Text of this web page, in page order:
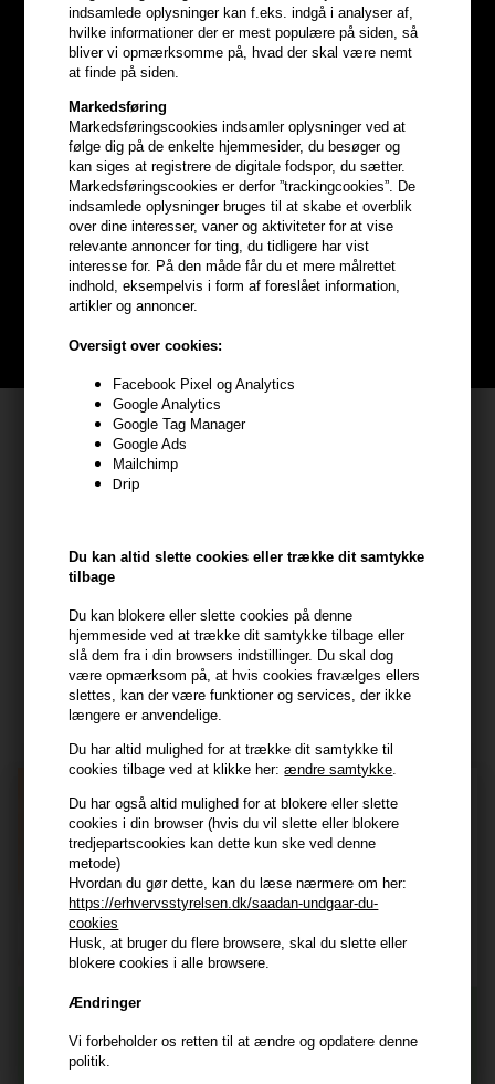
indsamlede oplysninger kan f.eks. indgå i analyser af,
hvilke informationer der er mest populære på siden, så
bliver vi opmærksomme på, hvad der skal være nemt
at finde på siden.
Markedsføring
Markedsføringscookies indsamler oplysninger ved at
følge dig på de enkelte hjemmesider, du besøger og
kan siges at registrere de digitale fodspor, du sætter.
Markedsføringscookies er derfor ”trackingcookies”. De
indsamlede oplysninger bruges til at skabe et overblik
over dine interesser, vaner og aktiviteter for at vise
relevante annoncer for ting, du tidligere har vist
interesse for. På den måde får du et mere målrettet
indhold, eksempelvis i form af foreslået information,
artikler og annoncer.
Oversigt over cookies:
Facebook Pixel og Analytics
Google Analytics
Google Tag Manager
Google Ads
Mailchimp
Drip
Du kan altid slette cookies eller trække dit samtykke
tilbage
Du kan blokere eller slette cookies på denne
hjemmeside ved at trække dit samtykke tilbage eller
slå dem fra i din browsers indstillinger. Du skal dog
være opmærksom på, at hvis cookies fravælges ellers
slettes, kan der være funktioner og services, der ikke
længere er anvendelige.
Du har altid mulighed for at trække dit samtykke til
cookies tilbage ved at klikke her:ændre samtykke.
Du har også altid mulighed for at blokere eller slette
cookies i din browser (hvis du vil slette eller blokere
tredjepartscookies kan dette kun ske ved denne
metode)
Hvordan du gør dette, kan du læse nærmere om her:
https://erhvervsstyrelsen.dk/saadan-undgaar-du-
cookies
Husk, at bruger du flere browsere, skal du slette eller
blokere cookies i alle browsere.
Ændringer
Vi forbeholder os retten til at ændre og opdatere denne
politik.
Optjen5% bonuskronerpå
hele din ordre
Bliv helt gratis en del af vores kundeklub og optjen rabatter når du
handler
BLIV GRATIS MEDLEM HER
Kundeservice
Frisenborgvej 6A
CVR: 44874253
kundeservice@hair247.dk
Tlf. 23839799 (hverdage 9-14)
Modtag tilbud mm
Tilmeld dig nyhedsbrev - du kan altid afmelde det igen.
ConsentJeg accepterer vilkår og betingelser.
Læs mere her
Husk at vi har
Gratis fragt til ved køb over 399 kr på udvalgte fragtformer
Vi sender samme hverdag ved bestilling inden kl 14:45
356 dages returret
Tilmeld dig nyhedsbrevet
Og modtag nyheder, eksklusive tilbud og rabatter